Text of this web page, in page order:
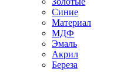
Синие
Материал
МДФ
Эмаль
Акрил
Береза